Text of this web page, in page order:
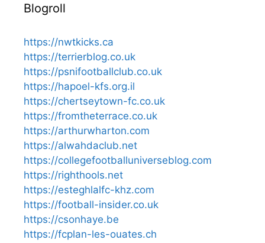
Blogroll
https://nwtkicks.ca
https://terrierblog.co.uk
https://psnifootballclub.co.uk
https://hapoel-kfs.org.il
https://chertseytown-fc.co.uk
https://fromtheterrace.co.uk
https://arthurwharton.com
https://alwahdaclub.net
https://collegefootballuniverseblog.com
https://righthools.net
https://esteghlalfc-khz.com
https://football-insider.co.uk
https://csonhaye.be
https://fcplan-les-ouates.ch